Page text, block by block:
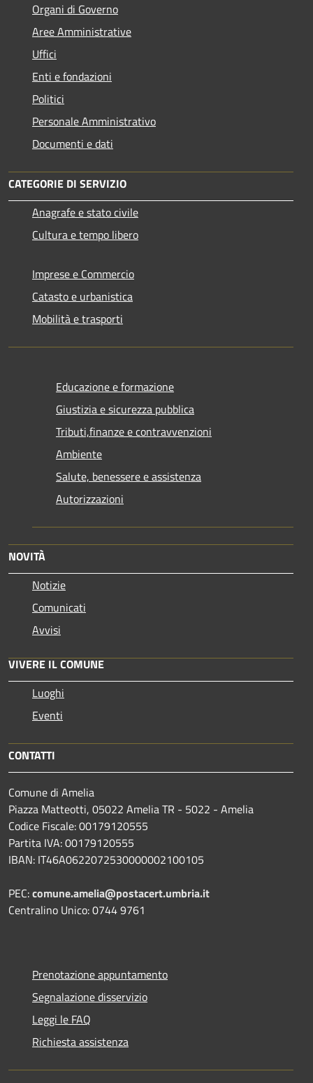
Organi di Governo
Aree Amministrative
Uffici
Enti e fondazioni
Politici
Personale Amministrativo
Documenti e dati
CATEGORIE DI SERVIZIO
Anagrafe e stato civile
Cultura e tempo libero
Imprese e Commercio
Catasto e urbanistica
Mobilità e trasporti
Educazione e formazione
Giustizia e sicurezza pubblica
Tributi,finanze e contravvenzioni
Ambiente
Salute, benessere e assistenza
Autorizzazioni
NOVITÀ
Notizie
Comunicati
Avvisi
VIVERE IL COMUNE
Luoghi
Eventi
CONTATTI
Comune di Amelia
Piazza Matteotti, 05022 Amelia TR - 5022 - Amelia
Codice Fiscale: 00179120555
Partita IVA: 00179120555
IBAN: IT46A0622072530000002100105
PEC:comune.amelia@postacert.umbria.it
Centralino Unico: 0744 9761
Prenotazione appuntamento
Segnalazione disservizio
Leggi le FAQ
Richiesta assistenza